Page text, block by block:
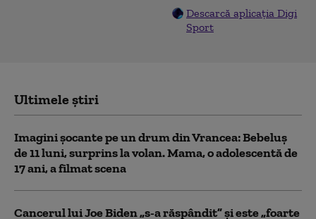
Descarcă aplicația Digi
Sport
Ultimele știri
Imagini șocante pe un drum din Vrancea: Bebeluș
de 11 luni, surprins la volan. Mama, o adolescentă de
17 ani, a filmat scena
Cancerul lui Joe Biden „s-a răspândit” şi este „foarte